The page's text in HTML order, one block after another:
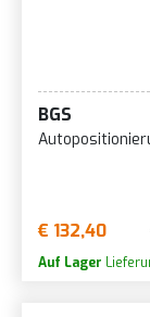
BGS
€ 132,40
Auf Lager